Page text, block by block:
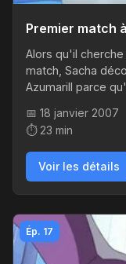
Premier match
Alors qu'il
match, Sacha
Azumarill parce
📅 18 janvier 2007
⏱️ 23 min
Voir les détails
Ép. 17